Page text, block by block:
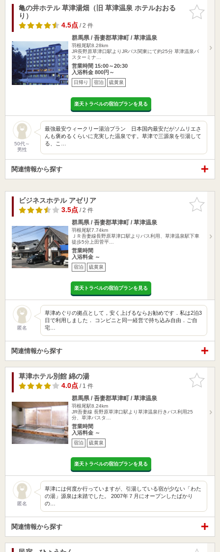
お気に入
りに追加
亀の井ホテル 草津湯畑（旧 草津温泉 ホテルおおる
り）
4.5点/ 2 件
群馬県 / 吾妻郡草津町 / 草津温泉
羽根尾駅8.28km
JR長野原草津口駅よりJRバス関東にて約25分 草津温泉バ
スターミナ…
営業時間 15:00～20:30
入浴料金 800円～
日帰り 宿泊 硫黄泉
楽天トラベルの宿泊プランを見る
50代～
男性
最強最安ウィークリー湯治プラン 日本国内最安だがソムリエさ
んも褒めるくらいに充実した温泉です。草津で三源泉を引湯して
る、こ…
関連情報から探す
お気に入
りに追加
ビジネスホテル アゼリア
3.5点/ 2 件
群馬県 / 吾妻郡草津町 / 草津温泉
羽根尾駅7.74km
ＪＲ吾妻線長野原草津口駅よりバス利用、草津温泉駅下車
徒歩5分上田菅平…
営業時間
入浴料金 ～
宿泊 硫黄泉
楽天トラベルの宿泊プランを見る
匿名
草津めぐりの拠点として，安く上げるならお勧めです．私は2泊3
日で利用しました． コンビニと同一経営で持ち込み自由．ご自
宅…
関連情報から探す
お気に入
りに追加
草津ホテル別館 綿の湯
4.0点/ 1 件
群馬県 / 吾妻郡草津町 / 草津温泉
羽根尾駅8.24km
JR吾妻線 長野原草津口駅より草津温泉行きバス利用25
分、草津バスタ…
営業時間
入浴料金 ～
宿泊 硫黄泉
楽天トラベルの宿泊プランを見る
匿名
草津には何度か行っていますが、引湯している宿が少ない「わた
の湯」源泉は未踏でした。 2007年７月にオープンしたばかり
の…
関連情報から探す